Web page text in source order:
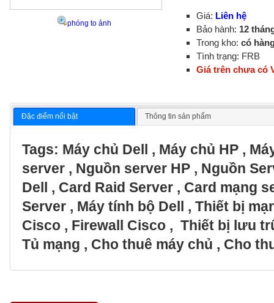
phóng to ảnh
Giá: Liên hệ
Bảo hành: 12
Trong kho:có
Tình trạng: FRB
Giá trên chưa có
Đặc điểm nổi bật Thông tin sản phẩm
Tags: Máy chủ Dell , Máy chủ HP,
server, Nguồn server HP, Nguồn
Dell , Card Raid Server, Card mạng
Server, Máy tính bộ Dell , Thiết bị
Cisco, Firewall Cisco, Thiết bị lưu
Tủ mạng , Cho thuê máy chủ , Cho